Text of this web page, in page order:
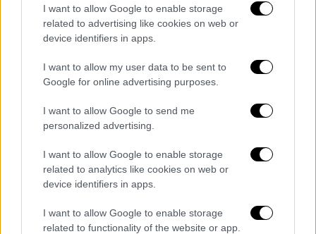
I want to allow Google to enable storage
related to advertising like cookies on web or
device identifiers in apps.
I want to allow my user data to be sent to
Google for online advertising purposes.
I want to allow Google to send me
personalized advertising.
I want to allow Google to enable storage
related to analytics like cookies on web or
device identifiers in apps.
I want to allow Google to enable storage
related to functionality of the website or app.
Όπως αποκαλύπτει ησυνομιλία άλλου
βουλευτή , ζητούσαν ακόμα καιπαρεμβάσεις
στο ψηφιακό σύστημαπροκειμένου να
αλλάξουν τα δηλωθέντα στοιχεία
παραγωγών.
Βουλευτής:Αυτός ήταν τα θέματα με τα
γάλατα. Δεν τον αφήσαμε να κάνει
τροποποιητική με αποτέλεσμα, ενώ
μπορεί, ενώ πρέπει να πάρει λεφτά, να
μην τον αφήνουμε να πάρει λεφτά.
Κανονικά οι
διοικητικές πράξεις, άρα οι